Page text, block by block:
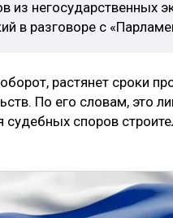
из негосударственных
в разговоре с
растянет сроки
По его словам, это
споров